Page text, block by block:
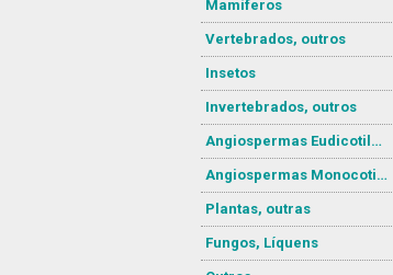
Mamíferos
Vertebrados, outros
Insetos
Invertebrados, outros
Angiospermas Eudicotiledôneas
Angiospermas Monocotiledôneas
Plantas, outras
Fungos, Líquens